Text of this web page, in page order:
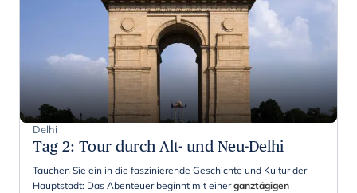
Delhi
Tag 2: Tour durch Alt- und Neu-Delhi
Tauchen Sie ein in die faszinierende Geschichte und Kultur der
Hauptstadt: Das Abenteuer beginnt mit einerganztägigen